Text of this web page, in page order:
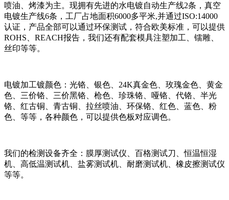
喷油、烤漆为主。现拥有先进的水电镀自动生产线2条，真空
电镀生产线6条，工厂占地面积6000多平米,并通过ISO:14000
认证，产品全部可以通过环保测试，符合欧美标准，可以提供
ROHS、REACH报告，我们还有配套模具注塑加工、镭雕、
丝印等等。
电镀加工镀颜色：光铬、银色、24K真金色、玫瑰金色、黄金
色、三价铬、三价黑铬、枪色、珍珠铬、哑铬、代铬、半光
铬、红古铜、青古铜、拉丝喷油、环保铬、红色、蓝色、粉
色、等等，各种颜色，可以提供色板对应调色。
我们的检测设备齐全：膜厚测试仪、百格测试刀、恒温恒湿
机、高低温测试机、盐雾测试机、耐磨测试机、橡皮擦测试仪
等等。